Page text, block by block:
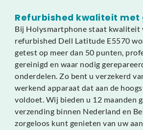
Refurbished kwaliteit met
Bij Holysmartphone staat kwaliteit
refurbished Dell Latitude E5570
getest op meer dan 50 punten,
gereinigd en waar nodig
onderdelen. Zo bent u verzekerd
werkend apparaat dat aan de
voldoet. Wij bieden u 12 maanden
verzending binnen Nederland en
zorgeloos kunt genieten van uw